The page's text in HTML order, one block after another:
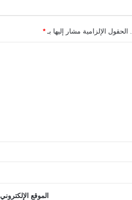
الحقول الإلزامية مشار إليها بـ*
الموقع الإلكتروني